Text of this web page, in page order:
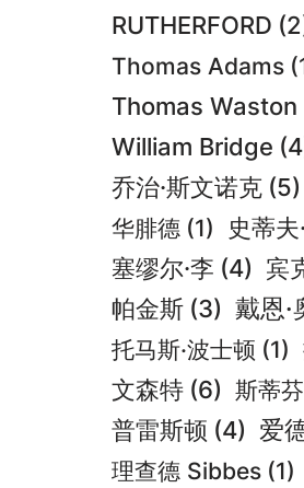
RUTHERFORD
Thomas Adams
Thomas Waston
William Bridge
乔治·斯文诺克 (5)
华腓德 (1) 史蒂夫
塞缪尔·李 (4) 宾
帕金斯 (3) 戴恩·
托马斯·波士顿 (1)
文森特 (6) 斯蒂
普雷斯顿 (4) 爱
理查德 Sibbes (1)